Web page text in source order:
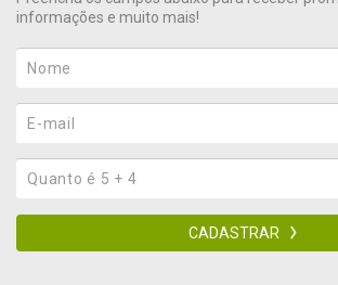
informações e muito mais!
CADASTRAR